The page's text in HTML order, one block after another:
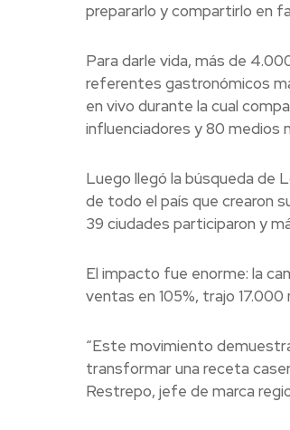
prepararlo y compartirlo en
Para darle vida, más de
referentes gastronómicos
en vivo durante la cual
influenciadores y 80 medios
Luego llegó la búsqueda de
de todo el país que crearon
39 ciudades participaron y
El impacto fue enorme: la
ventas en 105%, trajo
“Este movimiento
transformar una receta
Restrepo, jefe de marca